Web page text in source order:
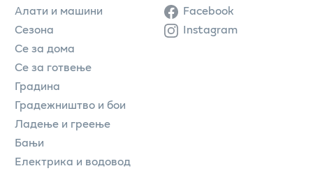
Алати и машини
Сезона
Се за дома
Се за готвење
Градина
Градежништво и бои
Ладење и греење
Бањи
Електрика и водовод
Facebook
Instagram